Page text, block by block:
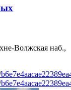
Волжская наб.,